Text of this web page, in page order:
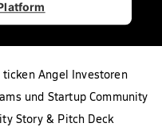
Angel Investoren
und Startup Community
Story & Pitch Deck